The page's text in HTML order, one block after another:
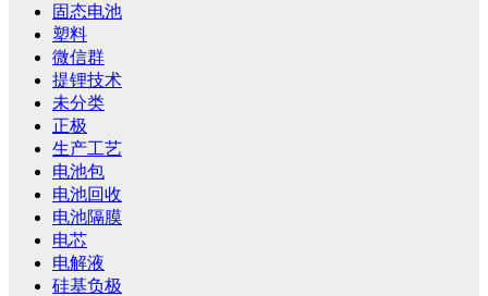
固态电池
塑料
微信群
提锂技术
未分类
正极
生产工艺
电池包
电池回收
电池隔膜
电芯
电解液
硅基负极